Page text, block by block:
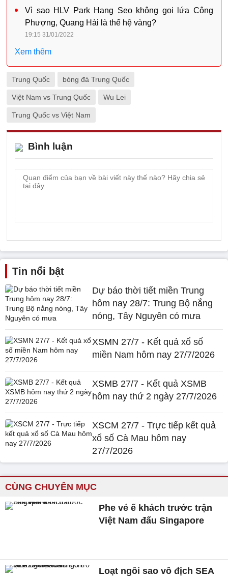
Vì sao HLV Park Hang Seo không gọi lứa Công
Phượng, Quang Hải là thế hệ vàng?
19:15 31/01/2022
Xem thêm
Trung Quốc bóng đá Trung Quốc
Việt Nam vs Trung Quốc Wu Lei
Trung Quốc vs Việt Nam
Bình luận
Tin nổi bật
Dự báo thời tiết miền Trung
hôm nay 28/7: Trung Bộ nắng
nóng, Tây Nguyên có mưa
XSMN 27/7 - Kết quả xổ số
miền Nam hôm nay 27/7/2026
XSMB 27/7 - Kết quả XSMB
hôm nay thứ 2 ngày 27/7/2026
XSCM 27/7 - Trực tiếp kết quả
xổ số Cà Mau hôm nay
27/7/2026
CÙNG CHUYÊN MỤC
Phe vé ế khách trước trận
Việt Nam đấu Singapore
Loạt ngôi sao vô địch SEA